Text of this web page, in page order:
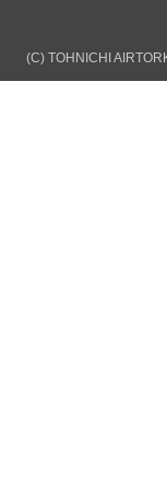
(C) TOHNICHI